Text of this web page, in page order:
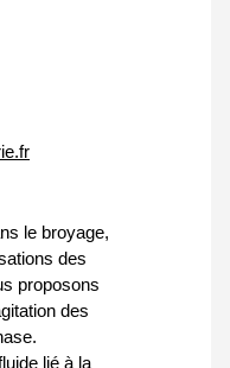
le broyage,
des
proposons
des
lié à la